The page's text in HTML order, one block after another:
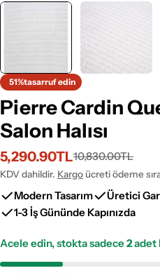
51%tasarruf edin
Pierre Cardin
Salon Halısı
İndirimli
fiyat
5,290.90TL
Normal
fiyat
10,830.00TL
KDV dahildir. Kargo ücreti ödeme
Modern Tasarım
Üretici
1-3 İş Gününde Kapınızda
Acele edin, stokta sadece2adet